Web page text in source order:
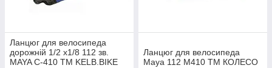
Ланцюг для велосипеда
дорожній 1/2 х1/8 112 зв.
MAYA C-410 ТМ KELB.BIKE
Ланцюг для велосипеда
Maya 112 М410 ТМ КОЛЕСО